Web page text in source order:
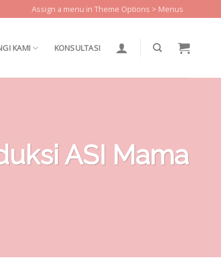
Assign a menu in Theme Options > Menus
KAMI KONSULTASI
ASI Mama